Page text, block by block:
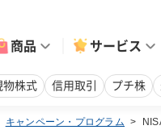
商品 サービス
物株式 信用取引 プチ株
キャンペーン・プログラム >